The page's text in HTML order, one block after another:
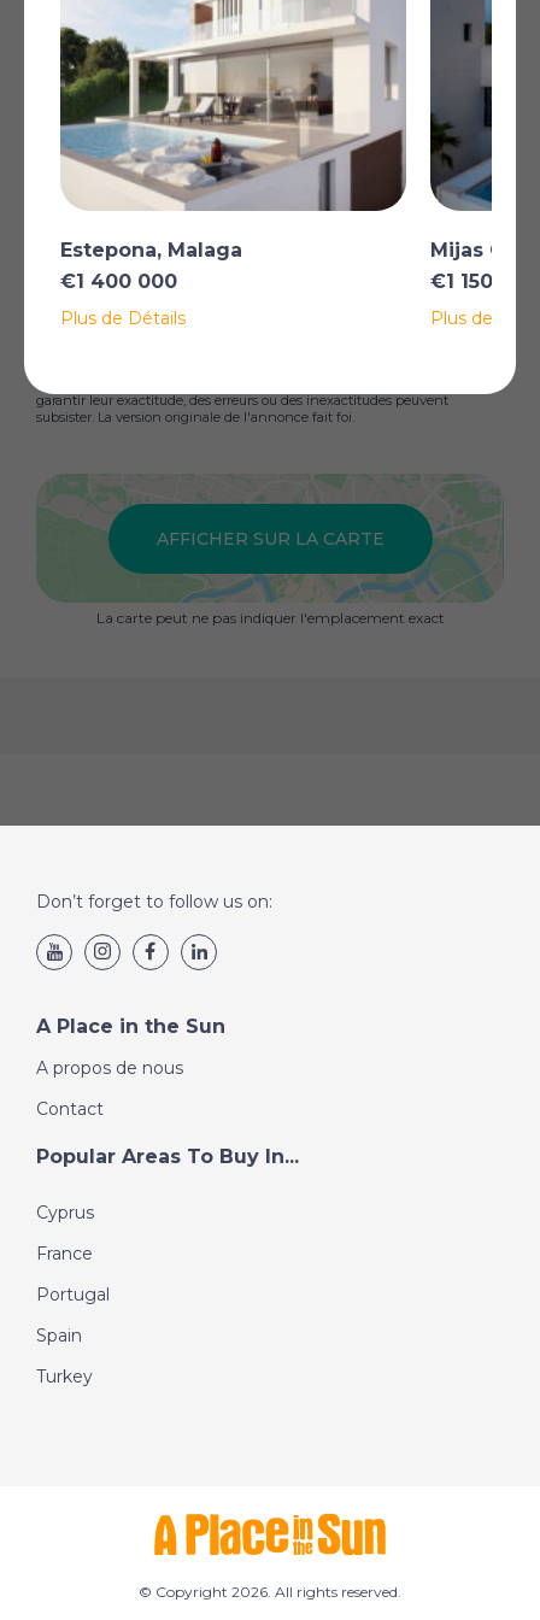
à travers chaque pièce, du salon spacieux et lumineux
relié à un salon exquis et au double à chacune des
quatre chambres à coucher, avec leurs trois salles de
bains et une toilette pour invités. La petite
communauté de Casas del Rincon se compose de
seulement 4 villas, qui partagent un et de grands
espaces verts. L'emplacement est central et facile
d'accès, dans un quartier résidentiel bien développé et
à proximité de toutes les commodités: plages,
Les meilleurs terrains de golf de la région sont à
seulement 5 minutes.
garantir leur exactitude, des erreurs ou des inexactitudes peuvent
subsister. La version originale de l'annonce fait foi.
AFFICHER SUR LA CARTE
La carte peut ne pas indiquer l'emplacement exact
Estepona, Malaga
€1 400 000
Plus de Détails
Mijas
€1 150 000
Plus de
Don’t forget to follow us on:
A Place in the Sun
A propos de nous
Contact
Popular Areas To Buy In...
Cyprus
France
Portugal
Spain
Turkey
© Copyright 2026. All rights reserved.